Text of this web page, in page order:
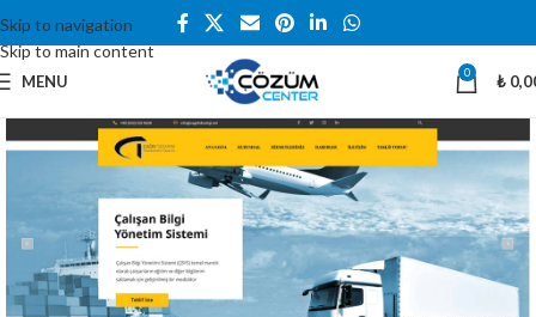
Skip to navigation
Skip to main content
MENU 0 ₺